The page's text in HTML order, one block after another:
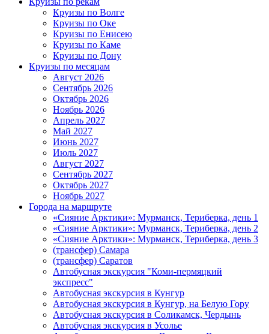
Круизы по Волге
Круизы по Оке
Круизы по Енисею
Круизы по Каме
Круизы по Дону
Круизы по месяцам
Август 2026
Сентябрь 2026
Октябрь 2026
Ноябрь 2026
Апрель 2027
Май 2027
Июнь 2027
Июль 2027
Август 2027
Сентябрь 2027
Октябрь 2027
Ноябрь 2027
Города на маршруте
«Сияние Арктики»: Мурманск, Териберка, день 1
«Сияние Арктики»: Мурманск, Териберка, день 2
«Сияние Арктики»: Мурманск, Териберка, день 3
(трансфер) Самара
(трансфер) Саратов
Автобусная экскурсия "Коми-пермяцкий
экспресс"
Автобусная экскурсия в Кунгур
Автобусная экскурсия в Кунгур, на Белую Гору
Автобусная экскурсия в Соликамск, Чердынь
Автобусная экскурсия в Усолье